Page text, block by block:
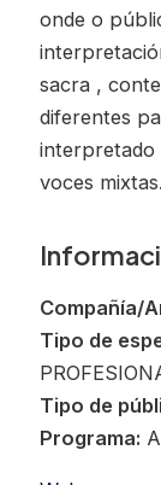
onde o
sacra ,
diferentes
interpretado
voces mixtas.
Compañía/
Tipo de
Tipo de
Programa: